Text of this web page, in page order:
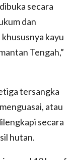
secara
dan
kayu
Tengah,”
tersangka
atau
secara
hutan.